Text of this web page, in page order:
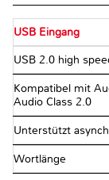
USB Eingang
USB 2.0 high
Kompatibel mit Audio Class 1.0 und
Audio Class 2.0
Unterstützt
Wortlänge